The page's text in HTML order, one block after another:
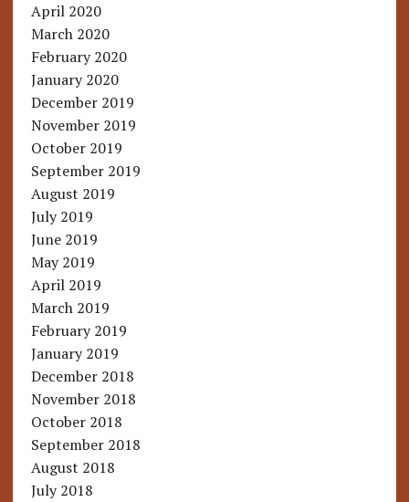
April 2020
March 2020
February 2020
January 2020
December 2019
November 2019
October 2019
September 2019
August 2019
July 2019
June 2019
May 2019
April 2019
March 2019
February 2019
January 2019
December 2018
November 2018
October 2018
September 2018
August 2018
July 2018